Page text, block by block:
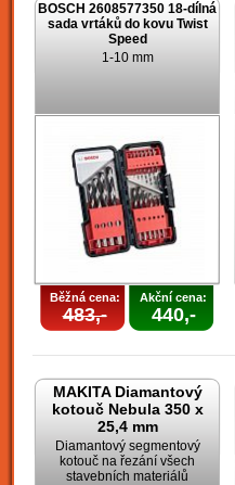
BOSCH 2608577350 18-dílná
sada vrtáků do kovu Twist
Speed
1-10 mm
Běžná cena:
483,-
Akční cena:
440,-
MAKITA Diamantový
kotouč Nebula 350 x
25,4 mm
Diamantový segmentový
kotouč na řezání všech
stavebních materiálů